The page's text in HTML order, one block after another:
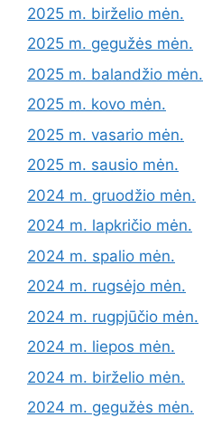
2025 m. birželio mėn.
2025 m. gegužės mėn.
2025 m. balandžio mėn.
2025 m. kovo mėn.
2025 m. vasario mėn.
2025 m. sausio mėn.
2024 m. gruodžio mėn.
2024 m. lapkričio mėn.
2024 m. spalio mėn.
2024 m. rugsėjo mėn.
2024 m. rugpjūčio mėn.
2024 m. liepos mėn.
2024 m. birželio mėn.
2024 m. gegužės mėn.